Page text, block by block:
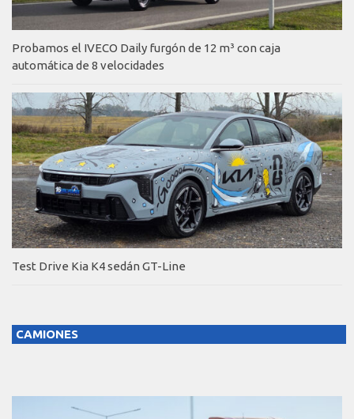
Probamos el IVECO Daily furgón de 12 m³ con caja
automática de 8 velocidades
Test Drive Kia K4 sedán GT-Line
CAMIONES